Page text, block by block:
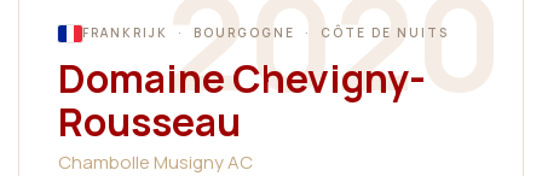
2020
FRANKRIJK · BOURGOGNE · CÔTE DE NUITS
Domaine Chevigny-
Rousseau
Chambolle Musigny AC